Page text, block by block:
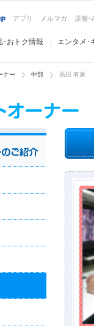
アプリ メルマガ 店舗･
･おトク情報 エンタメ･
ナー 中部 高田 有康